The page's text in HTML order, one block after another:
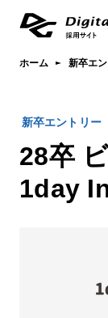
ホーム 新卒エ
新卒エントリー
28卒
1day